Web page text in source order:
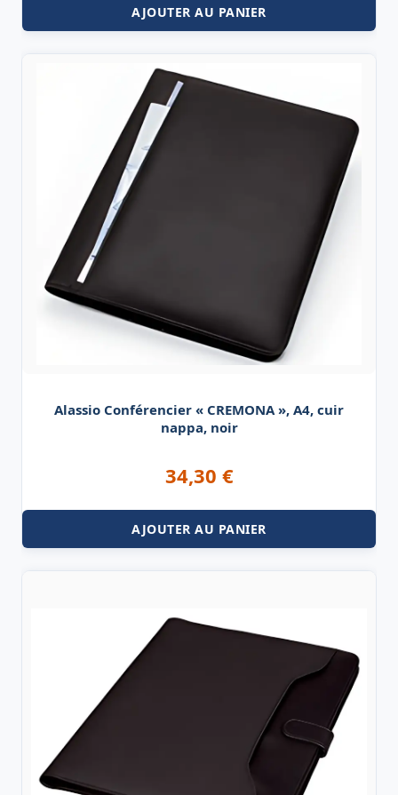
AJOUTER AU PANIER
Alassio Conférencier « CREMONA », A4, cuir
nappa, noir
34,30 €
AJOUTER AU PANIER